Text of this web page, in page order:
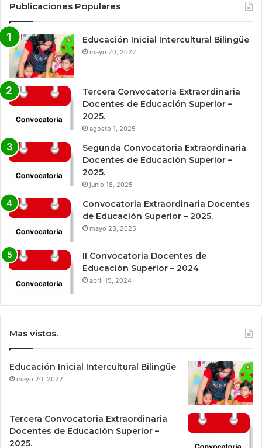
Publicaciones Populares
Educación Inicial Intercultural Bilingüe
mayo 20, 2022
Tercera Convocatoria Extraordinaria
Docentes de Educación Superior –
2025.
agosto 1, 2025
Segunda Convocatoria Extraordinaria
Docentes de Educación Superior –
2025.
junio 18, 2025
Convocatoria Extraordinaria Docentes
de Educación Superior – 2025.
mayo 23, 2025
II Convocatoria Docentes de
Educación Superior – 2024
abril 15, 2024
Mas vistos.
Educación Inicial Intercultural Bilingüe
mayo 20, 2022
Tercera Convocatoria Extraordinaria
Docentes de Educación Superior –
2025.